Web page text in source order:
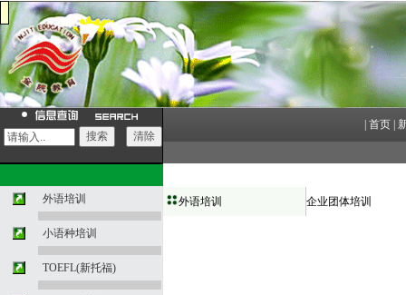
首页
外语培训
小语种培训
TOEFL(新托福)
外语培训 企业团体培训